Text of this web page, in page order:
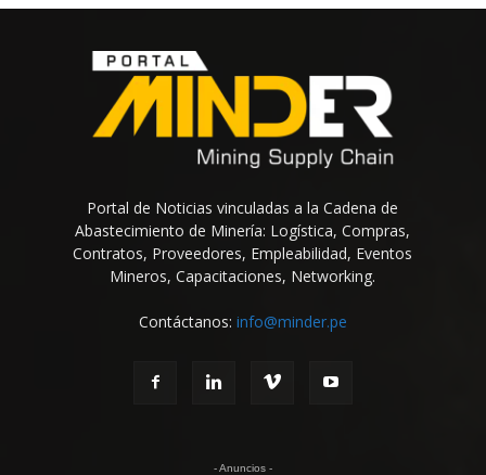
Portal de Noticias vinculadas a la Cadena de
Abastecimiento de Minería: Logística, Compras,
Contratos, Proveedores, Empleabilidad, Eventos
Mineros, Capacitaciones, Networking.
Contáctanos: info@minder.pe
- Anuncios -